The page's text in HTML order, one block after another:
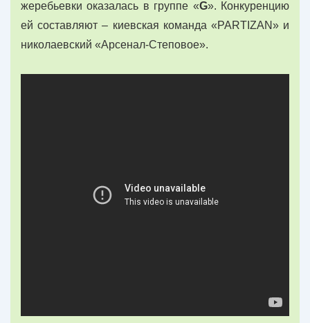
жеребьевки оказалась в группе «G». Конкуренцию
ей составляют – киевская команда «PARTIZAN» и
николаевский «Арсенал-Степовое».